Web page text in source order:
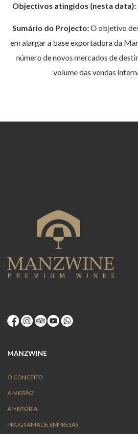
Objectivos atingidos (nesta data):
Sumário do Projecto:O objetivo
em alargar a base exportadora da
número de novos mercados de
volume das vendas
MANZWINE
O CONCEITO
A MISSÃO
A HISTÓRIA
PROGRAMA DE EMPRESAS